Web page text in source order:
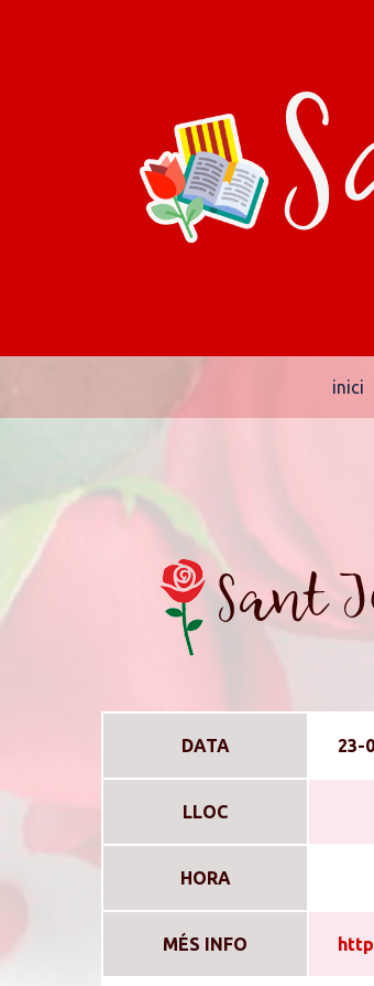
inici
Sant
DATA 23-
LLOC
HORA
MÉS INFO